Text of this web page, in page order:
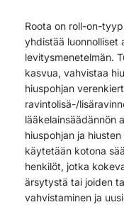
Roota on roll-on-
yhdistää luonnolliset
levitysmenetelmän.
kasvua, vahvistaa
hiuspohjan
ravintolisä-/
lääkelainsäädännön
hiuspohjan ja
käytetään kotona
henkilöt, jotka
ärsytystä tai joiden
vahvistaminen ja